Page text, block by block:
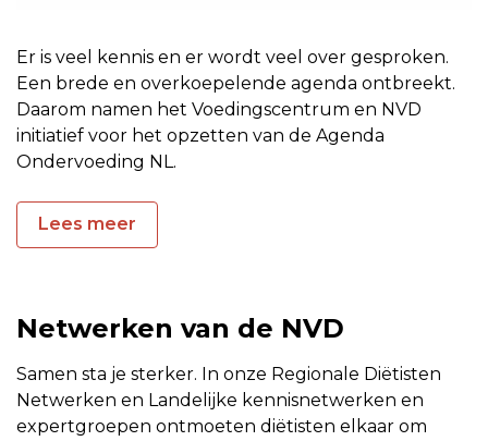
Er is veel kennis en er wordt veel over gesproken.
Een brede en overkoepelende agenda ontbreekt.
Daarom namen het Voedingscentrum en NVD
initiatief voor het opzetten van de Agenda
Ondervoeding NL.
Lees meer
Netwerken van de NVD
Samen sta je sterker. In onze Regionale Diëtisten
Netwerken en Landelijke kennisnetwerken en
expertgroepen ontmoeten diëtisten elkaar om